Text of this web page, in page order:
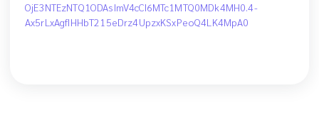
OjE3NTEzNTQ1ODAsImV4cCI6MTc1MTQ0MDk4MH0.4-
Ax5rLxAgfIHHbT215eDrz4UpzxKSxPeoQ4LK4MpA0